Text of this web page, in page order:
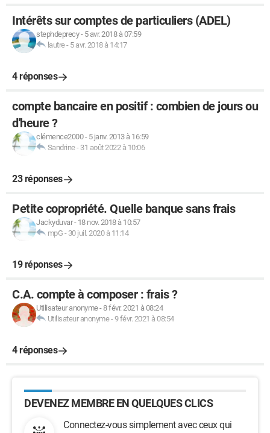
Intérêts sur comptes de particuliers (ADEL)
stephdeprecy- 5 avr. 2018 à 07:59
lautre- 5 avr. 2018 à 14:17
4 réponses
compte bancaire en positif : combien de jours ou
d'heure ?
clémence2000- 5 janv. 2013 à 16:59
Sandrine- 31 août 2022 à 10:06
23 réponses
Petite copropriété. Quelle banque sans frais
Jackyduvar- 18 nov. 2018 à 10:57
mpG - 30 juil. 2020 à 11:14
19 réponses
C.A. compte à composer : frais ?
Utilisateur anonyme-8 févr. 2021 à 08:24
Utilisateur anonyme-9 févr. 2021 à 08:54
4 réponses
DEVENEZ MEMBRE EN QUELQUES CLICS
Connectez-vous simplement avec ceux qui